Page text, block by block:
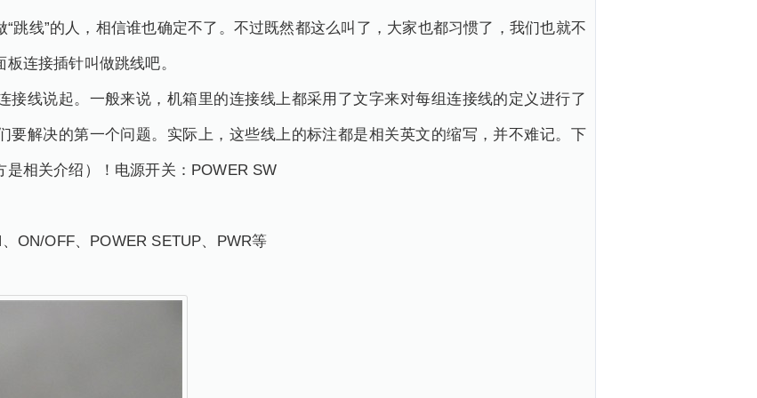
跳线”的人，相信谁也确定不了。不过既然都这么叫了，大家也都习惯了，我们也就不
连接插针叫做跳线吧。
接线说起。一般来说，机箱里的连接线上都采用了文字来对每组连接线的定义进行了
要解决的第一个问题。实际上，这些线上的标注都是相关英文的缩写，并不难记。下
相关介绍）！电源开关：POWER SW
ON/OFF、POWER SETUP、PWR等